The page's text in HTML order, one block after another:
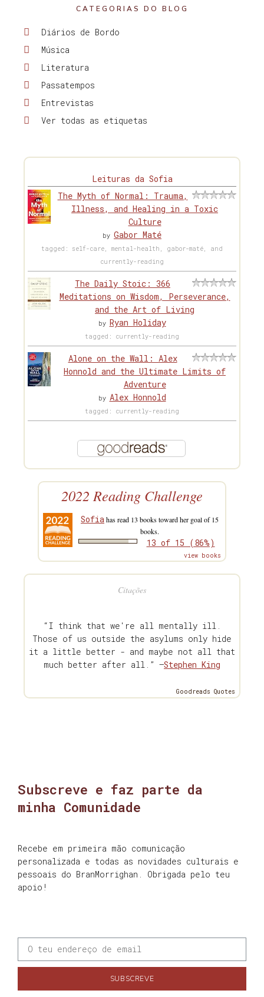
CATEGORIAS DO BLOG
Diários de Bordo
Música
Literatura
Passatempos
Entrevistas
Ver todas as etiquetas
Leituras da Sofia
The Myth of Normal: Trauma,
Illness, and Healing in a Toxic
Culture
by Gabor Maté
tagged: self-care, mental-health, gabor-maté, and
currently-reading
The Daily Stoic: 366
Meditations on Wisdom, Perseverance,
and the Art of Living
by Ryan Holiday
tagged: currently-reading
Alone on the Wall: Alex
Honnold and the Ultimate Limits of
Adventure
by Alex Honnold
tagged: currently-reading
2022 Reading Challenge
Sofia has read 13 books toward her goal of 15
books.
13 of 15 (86%)
view books
Citações
“I think that we're all mentally ill.
Those of us outside the asylums only hide
it a little better - and maybe not all that
much better after all.” —Stephen King
Goodreads Quotes
Subscreve e faz parte da
minha Comunidade
Recebe em primeira mão comunicação
personalizada e todas as novidades culturais e
pessoais do BranMorrighan. Obrigada pelo teu
apoio!
SUBSCREVE